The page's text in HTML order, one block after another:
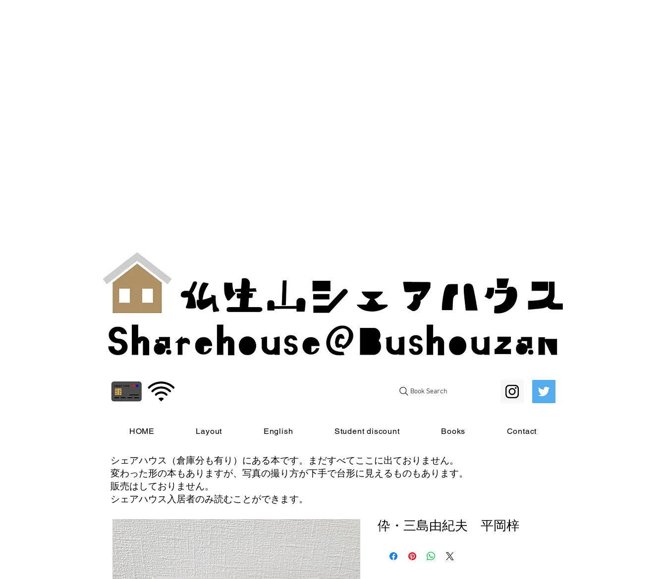
Book Search
HOME Layout English Student discount Books Contact
シェアハウス（倉庫分も有り）にある本です。まだすべてここに出ておりません。
変わった形の本もありますが、写真の撮り方が下手で台形に見えるものもあります。
​販売はしておりません。
シェアハウス入居者のみ読むことができます。
伜・三島由紀夫 平岡梓